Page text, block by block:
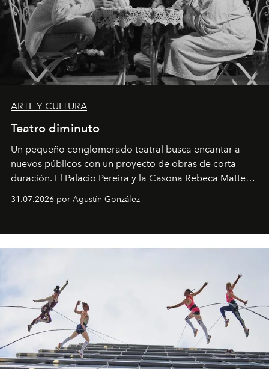
ARTE Y CULTURA
Teatro diminuto
Un pequeño conglomerado teatral busca encantar a
nuevos públicos con un proyecto de obras de corta
duración. El Palacio Pereira y la Casona Rebeca Matte
son algunos de los lugares que han albergado estas
miniobras. Sus puestas en escena son limpias; ponen el
31.07.2026 por Agustín González